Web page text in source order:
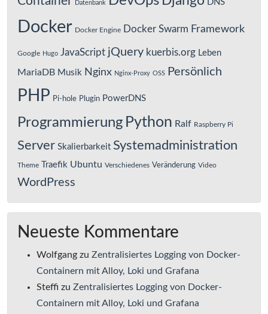
Datenbank DNS
Docker Docker Engine Docker Swarm Framework
Google Hugo JavaScript jQuery kuerbis.org Leben
MariaDB Musik Nginx Nginx-Proxy OSS Persönlich
PHP Pi-hole Plugin PowerDNS
Programmierung Python Ralf Raspberry Pi
Server Skalierbarkeit Systemadministration
Theme Traefik Ubuntu Verschiedenes Veränderung Video
WordPress
Neueste Kommentare
Wolfgang zu Zentralisiertes Logging von Docker-
Containern mit Alloy, Loki und Grafana
Steffi zu Zentralisiertes Logging von Docker-
Containern mit Alloy, Loki und Grafana